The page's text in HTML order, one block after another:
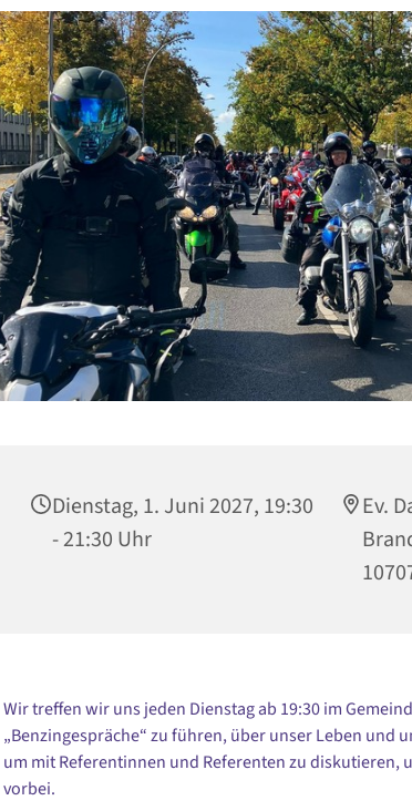
Dienstag, 1. Juni 2027, 19:30
- 21:30 Uhr
Ev.
Wir treffen wir uns jeden Dienstag ab 19:30 im
„Benzingespräche“ zu führen, über unser Leben und
um mit Referentinnen und Referenten zu
vorbei.